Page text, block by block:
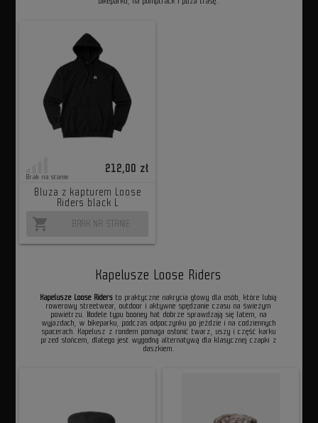
Brak na stanie
212,00 zł
Bluza z kapturem Loose
Riders black L
shopping_cart BRAK NA STANIE
Kapelusze Loose Riders
Kapelusze Loose Riders to praktyczne nakrycia głowy dla osób, które lubią
rowerowy streetwear, outdoor i aktywne spędzanie czasu na świeżym
powietrzu. Modele typu booney hat dobrze sprawdzają się latem, na
wyjazdach, w bikeparku, podczas odpoczynku po jeździe i na codziennych
spacerach. Kapelusz z rondem pomaga osłonić twarz, uszy i część karku
przed słońcem, dlatego jest wygodną alternatywą dla klasycznej czapki z
daszkiem.